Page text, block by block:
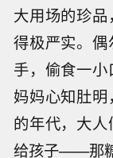
大用场的珍
得极严实。
手，偷食一小
妈妈心知肚
的年代，大
给孩子——那